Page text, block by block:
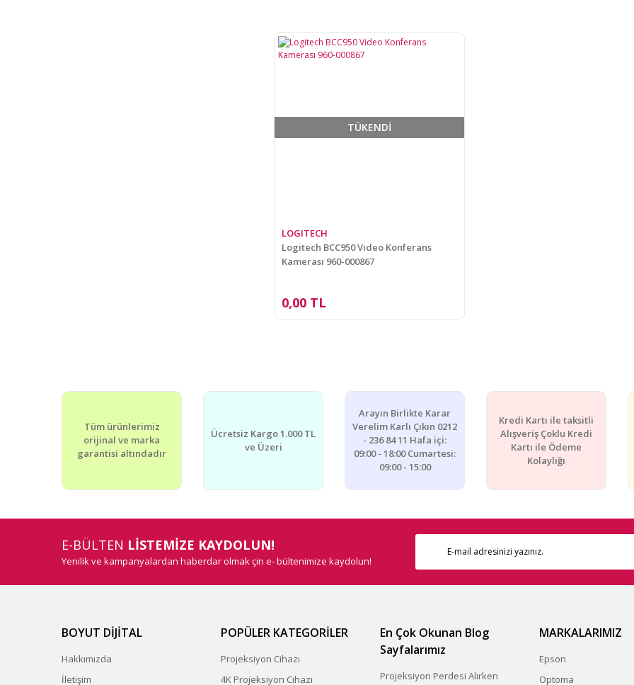
TÜKENDİ
LOGITECH
Logitech BCC950 Video Konferans
Kamerası 960-000867
0,00 TL
Tüm ürünlerimiz
orijinal ve marka
garantisi altındadır
Ücretsiz Kargo 1.000 TL
ve Üzeri
Arayın Birlikte Karar
Verelim Karlı Çıkın 0212
- 236 84 11 Hafa içi:
09:00 - 18:00 Cumartesi:
09:00 - 15:00
Kredi Kartı ile taksitli
Alışveriş Çoklu Kredi
Kartı ile Ödeme
Kolaylığı
E-BÜLTEN LİSTEMİZE KAYDOLUN!
Yenilik ve kampanyalardan haberdar olmak çin e- bültenimize kaydolun!
BOYUT DİJİTAL
Hakkımızda
İletişim
POPÜLER KATEGORİLER
Projeksiyon Cihazı
4K Projeksiyon Cihazı
En Çok Okunan Blog
Sayfalarımız
Projeksiyon Perdesi Alırken
MARKALARIMIZ
Epson
Optoma